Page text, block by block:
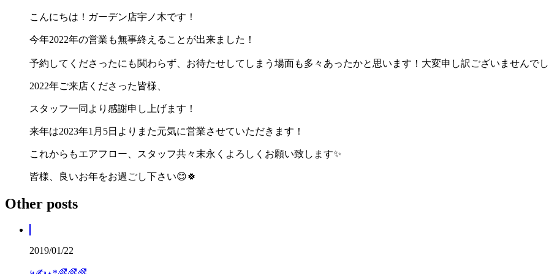
こんにちは！ガーデン店宇ノ木です！
今年2022年の営業も無事終えることが出来ました！
予約してくださったにも関わらず、お待たせしてしまう場面も多々あったかと思います！大変申し訳ございませんでし
2022年ご来店くださった皆様、
スタッフ一同より感謝申し上げます！
来年は2023年1月5日よりまた元気に営業させていただきます！
これからもエアフロー、スタッフ共々末永くよろしくお願い致します✨
皆様、良いお年をお過ごし下さい😊🍀
Other posts
2019/01/22